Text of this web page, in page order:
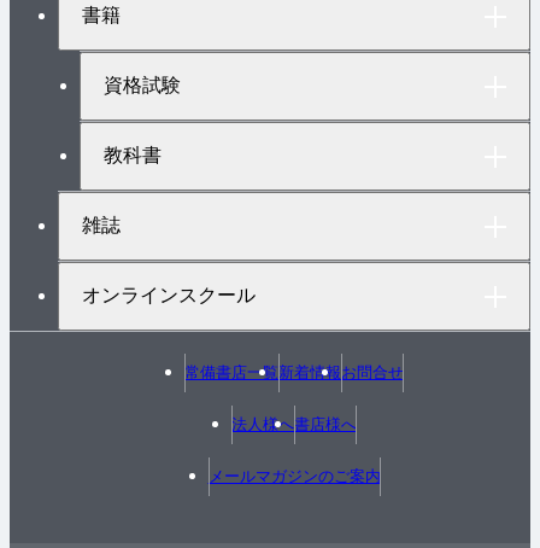
書籍
資格試験
教科書
雑誌
オンラインスクール
常備書店一覧新着情報お問合せ
法人様へ書店様へ
メールマガジンのご案内